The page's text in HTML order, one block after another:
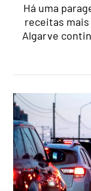
Há uma
receitas
Algarve